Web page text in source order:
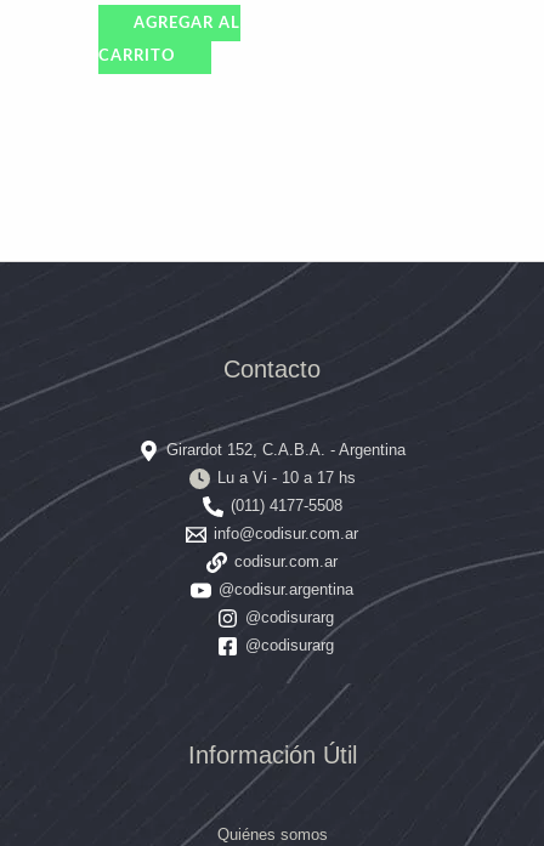
AGREGAR AL
CARRITO
Contacto
Girardot 152, C.A.B.A. - Argentina
Lu a Vi - 10 a 17 hs
(011) 4177-5508
info@codisur.com.ar
codisur.com.ar
@codisur.argentina
@codisurarg
@codisurarg
Información Útil
Quiénes somos